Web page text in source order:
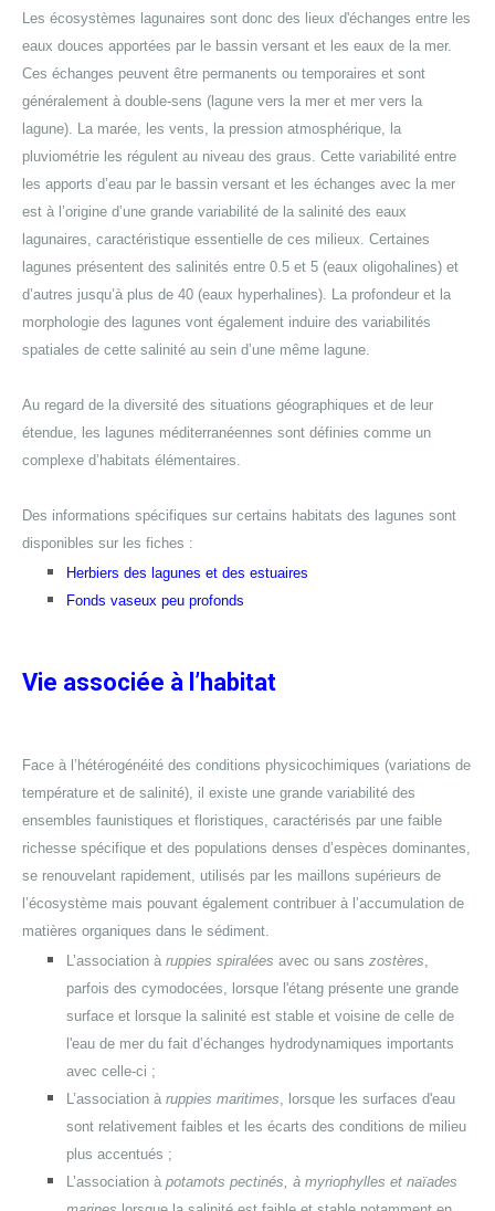
Les écosystèmes lagunaires sont donc des lieux d'échanges entre les
eaux douces apportées par le bassin versant et les eaux de la mer.
Ces échanges peuvent être permanents ou temporaires et sont
généralement à double-sens (lagune vers la mer et mer vers la
lagune). La marée, les vents, la pression atmosphérique, la
pluviométrie les régulent au niveau des graus. Cette variabilité entre
les apports d’eau par le bassin versant et les échanges avec la mer
est à l’origine d’une grande variabilité de la salinité des eaux
lagunaires, caractéristique essentielle de ces milieux. Certaines
lagunes présentent des salinités entre 0.5 et 5 (eaux oligohalines) et
d’autres jusqu’à plus de 40 (eaux hyperhalines). La profondeur et la
morphologie des lagunes vont également induire des variabilités
spatiales de cette salinité au sein d’une même lagune.
Au regard de la diversité des situations géographiques et de leur
étendue, l es lagunes méditerranéennes sont définies comme un
complexe d’habitats élémentaires.
Des informations spécifiques sur certains habitats des lagunes sont
disponibles sur les fiches :
Herbiers des lagunes et des estuaires
Fonds vaseux peu profonds
Vie associée à l’habitat
Face à l’hétérogénéité des conditions physicochimiques (variations de
température et de salinité), il existe une grande variabilité des
ensembles faunistiques et floristiques, caractérisés par une faible
richesse spécifique et des populations denses d’espèces dominantes,
se renouvelant rapidement, utilisés par les maillons supérieurs de
l’écosystème mais pouvant également contribuer à l’accumulation de
matières organiques dans le sédiment.
L’association à ruppies spiralées avec ou sans zostères,
parfois des cymodocées, lorsque l'étang présente une grande
surface et lorsque la salinité est stable et voisine de celle de
l'eau de mer du fait d’échanges hydrodynamiques importants
avec celle-ci ;
L’association à ruppies maritimes, lorsque les surfaces d'eau
sont relativement faibles et les écarts des conditions de milieu
plus accentués ;
L’association à potamots pectinés, à myriophylles et naïades